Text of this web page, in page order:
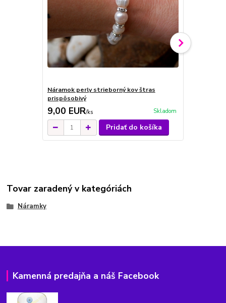
Náramok perly strieborný kov štras
prispôsobivý
9,00 EUR/ks Skladom
Pridať do košíka
Tovar zaradený v kategóriách
Náramky
Kamenná predajňa a náš Facebook